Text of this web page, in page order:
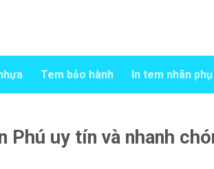
Tem bảo hành In tem nhãn phụ
Phú uy tín và nhanh